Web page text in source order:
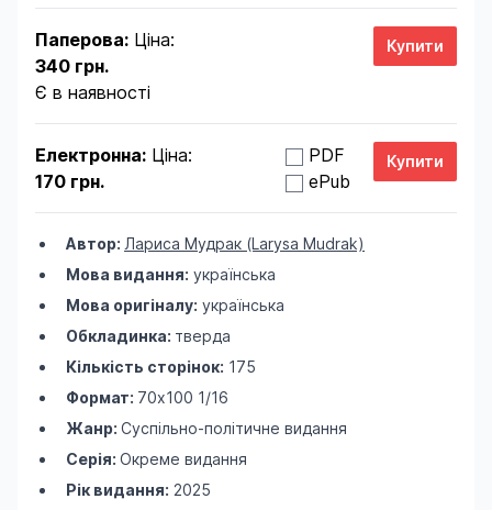
Паперова: Ціна:
340 грн.
Є в наявності
Електронна: Ціна:
170 грн.
PDF
ePub
Автор: Лариса Мудрак (Larysa Mudrak)
Мова видання: українська
Мова оригіналу: українська
Обкладинка: тверда
Кількість сторінок: 175
Формат: 70х100 1/16
Жанр: Суспільно-політичне видання
Серія: Окреме видання
Рік видання: 2025